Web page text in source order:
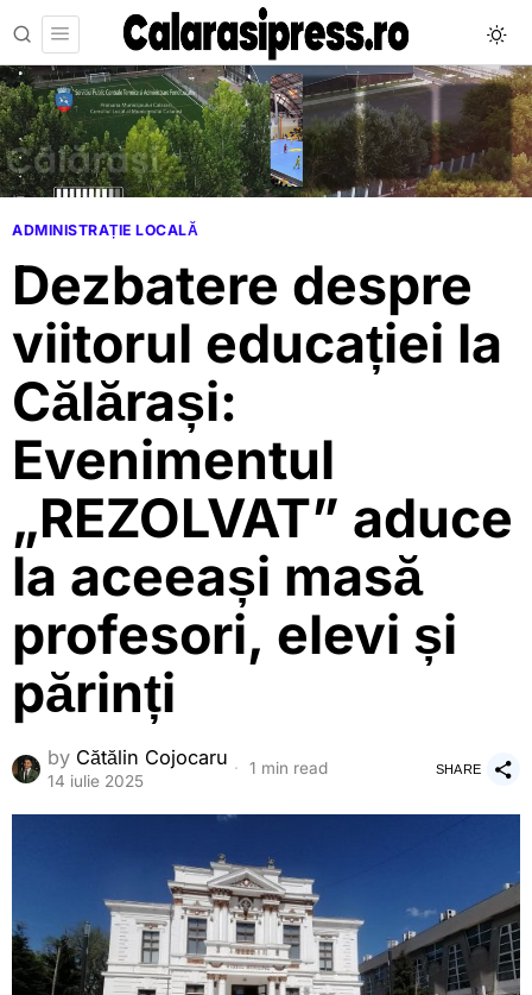
ADMINISTRAȚIE LOCALĂ
Dezbatere despre
viitorul educației la
Călărași:
Evenimentul
„REZOLVAT” aduce
la aceeași masă
profesori, elevi și
părinți
by Cătălin Cojocaru
14 iulie 2025
1 min read SHARE